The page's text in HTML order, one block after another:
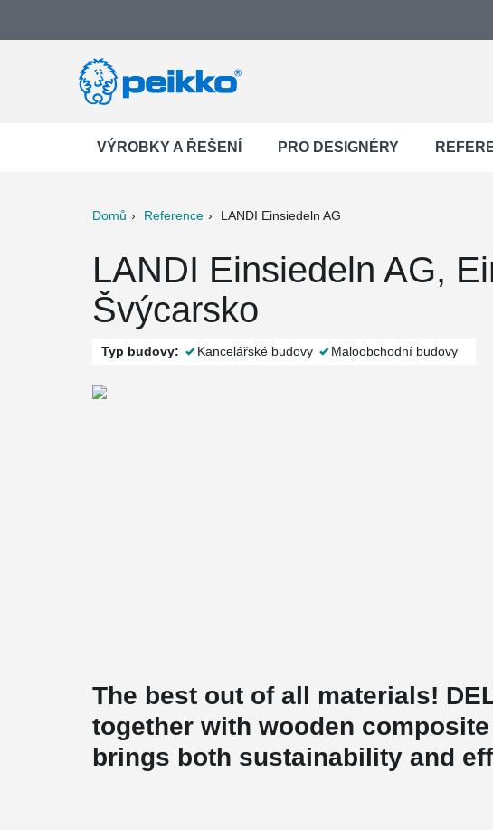
VÝROBKY A ŘEŠENÍ PRO DESIGNÉRY
Domů Reference LANDI Einsiedeln AG
LANDI Einsiedeln AG,
Švýcarsko
Typ budovy: Kancelářské budovy Maloobchodní budovy
The best out of all materials!
together with wooden
brings both sustainability and